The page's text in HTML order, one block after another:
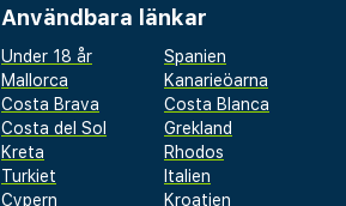
Användbara länkar
Under 18 år
Spanien
Mallorca
Kanarieöarna
Costa Brava
Costa Blanca
Costa del Sol
Grekland
Kreta
Rhodos
Turkiet
Italien
Cypern
Kroatien